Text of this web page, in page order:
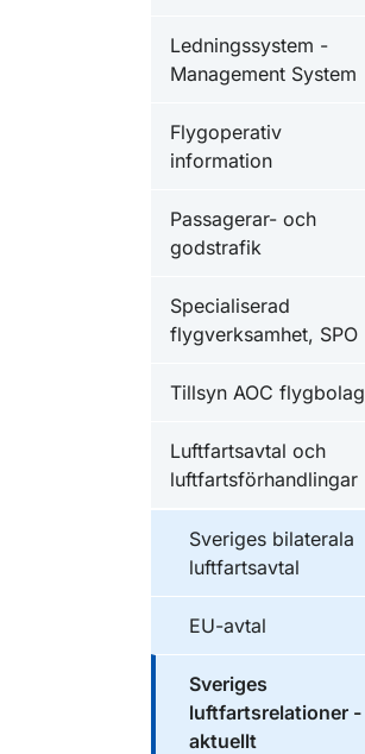
Ledningssystem -
Management System
Flygoperativ
information
Passagerar- och
godstrafik
Specialiserad
flygverksamhet, SPO
Tillsyn AOC flygbolag
Luftfartsavtal och
luftfartsförhandlingar
Sveriges bilaterala
luftfartsavtal
EU-avtal
Sveriges
luftfartsrelationer -
aktuellt